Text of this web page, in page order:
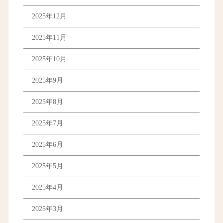
2025年12月
2025年11月
2025年10月
2025年9月
2025年8月
2025年7月
2025年6月
2025年5月
2025年4月
2025年3月